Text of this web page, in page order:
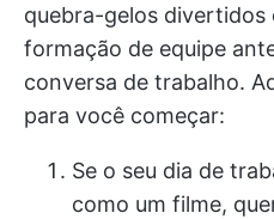
quebra-gelos divertidos
formação de equipe
conversa de trabalho.
para você começar:
Se o seu dia de
como um filme,